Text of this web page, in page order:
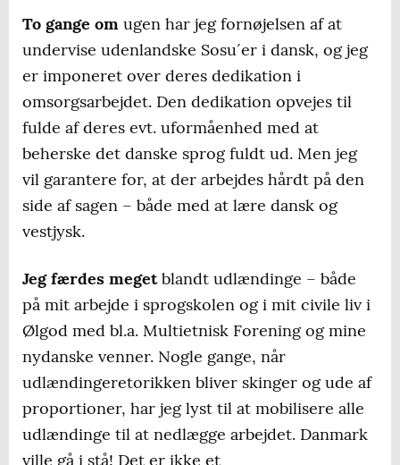
To gange om ugen har jeg fornøjelsen af at
undervise udenlandske Sosu´er i dansk, og jeg
er imponeret over deres dedikation i
omsorgsarbejdet. Den dedikation opvejes til
fulde af deres evt. uformåenhed med at
beherske det danske sprog fuldt ud. Men jeg
vil garantere for, at der arbejdes hårdt på den
side af sagen – både med at lære dansk og
vestjysk.
Jeg færdes megetblandt udlændinge – både
på mit arbejde i sprogskolen og i mit civile liv i
Ølgod med bl.a. Multietnisk Forening og mine
nydanske venner. Nogle gange, når
udlændingeretorikken bliver skinger og ude af
proportioner, har jeg lyst til at mobilisere alle
udlændinge til at nedlægge arbejdet. Danmark
ville gå i stå! Det er ikke et